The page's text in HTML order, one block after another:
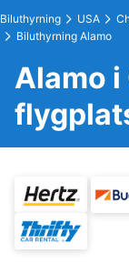
Biluthyrning USA
Biluthyrning Alamo
Alamo